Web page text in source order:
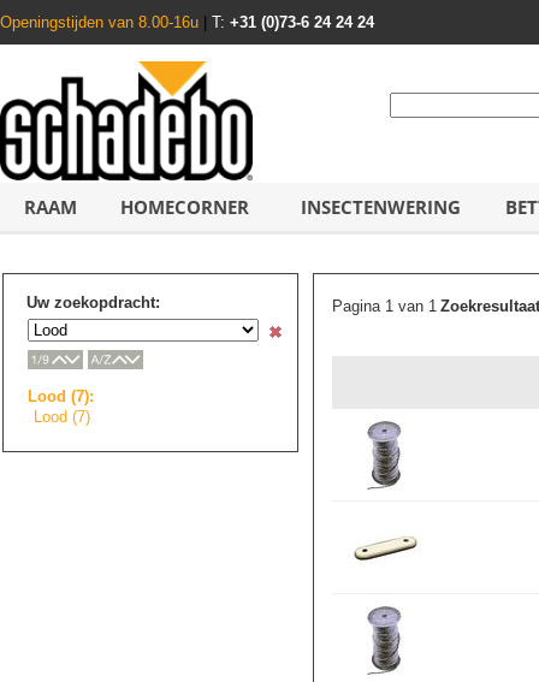
Openingstijden van 8.00-16u T: +31 (0)73-6 24 24 24
RAAM HOMECORNER INSECTENWERING
Uw zoekopdracht:
Lood (7):
Lood (7)
Pagina 1 van 1Zoekresultaat